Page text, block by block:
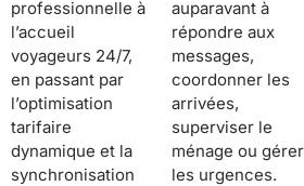
professionnelle à
l’accueil
voyageurs 24/7,
en passant par
l’optimisation
tarifaire
dynamique et la
synchronisation
auparavant à
répondre aux
messages,
coordonner les
arrivées,
superviser le
ménage ou gérer
les urgences.
votre
investissement
immobilier en
source de
revenus passifs et